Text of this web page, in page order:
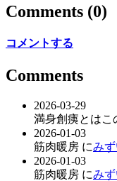
Comments (0)
コメントする
Comments
2026-03-29
満身創痍とはこ
2026-01-03
筋肉暖房 にみず
2026-01-03
筋肉暖房 にみず